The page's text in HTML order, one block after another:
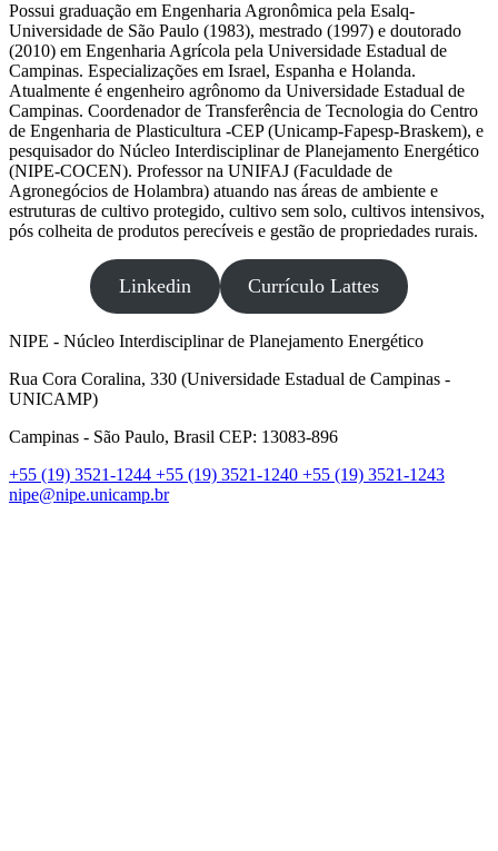
Possui graduação em Engenharia Agronômica pela Esalq-
Universidade de São Paulo (1983), mestrado (1997) e doutorado
(2010) em Engenharia Agrícola pela Universidade Estadual de
Campinas. Especializações em Israel, Espanha e Holanda.
Atualmente é engenheiro agrônomo da Universidade Estadual de
Campinas. Coordenador de Transferência de Tecnologia do Centro
de Engenharia de Plasticultura -CEP (Unicamp-Fapesp-Braskem), e
pesquisador do Núcleo Interdisciplinar de Planejamento Energético
(NIPE-COCEN). Professor na UNIFAJ (Faculdade de
Agronegócios de Holambra) atuando nas áreas de ambiente e
estruturas de cultivo protegido, cultivo sem solo, cultivos intensivos,
pós colheita de produtos perecíveis e gestão de propriedades rurais.
Linkedin Currículo Lattes
NIPE - Núcleo Interdisciplinar de Planejamento Energético
Rua Cora Coralina, 330 (Universidade Estadual de Campinas -
UNICAMP)
Campinas - São Paulo, Brasil CEP: 13083-896
+55 (19) 3521-1244 +55 (19) 3521-1240 +55 (19) 3521-1243
nipe@nipe.unicamp.br